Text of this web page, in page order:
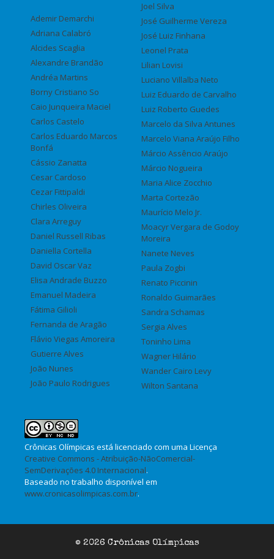
Ademir Demarchi
Adriana Calabró
Alcides Scaglia
Alexandre Brandão
Andréa Martins
Borny Cristiano So
Caio Junqueira Maciel
Carlos Castelo
Carlos Eduardo Marcos
Bonfá
Cássio Zanatta
Cesar Cardoso
Cezar Fittipaldi
Chirles Oliveira
Clara Arreguy
Daniel Russell Ribas
Daniella Cortella
David Oscar Vaz
Elisa Andrade Buzzo
Emanuel Madeira
Fátima Gilioli
Fernanda de Aragão
Flávio Viegas Amoreira
Gutierre Alves
João Nunes
João Paulo Rodrigues
Joel Silva
José Guilherme Vereza
José Luiz Finhana
Leonel Prata
Lilian Lovisi
Luciano Villalba Neto
Luiz Eduardo de Carvalho
Luiz Roberto Guedes
Marcelo da Silva Antunes
Marcelo Viana Araújo Filho
Márcio Assêncio Araújo
Márcio Nogueira
Maria Alice Zocchio
Marta Cortezão
Maurício Melo Jr.
Moacyr Vergara de Godoy
Moreira
Nanete Neves
Paula Zogbi
Renato Piccinin
Ronaldo Guimarães
Sandra Schamas
Sergia Alves
Toninho Lima
Wagner Hilário
Wander Cairo Levy
Wilton Santana
Crônicas Olímpicas está licenciado com uma Licença
Creative Commons - Atribuição-NãoComercial-
SemDerivações 4.0 Internacional.
Baseado no trabalho disponível em
www.cronicasolimpicas.com.br.
© 2026 Crônicas Olímpicas